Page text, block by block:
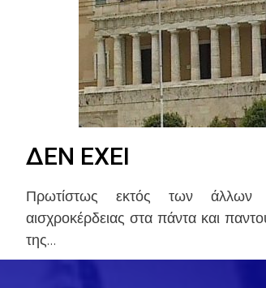
ΔΕΝ ΕΧΕΙ
Πρωτίστως εκτός των άλλων
αισχροκέρδειας στα πάντα και
της…